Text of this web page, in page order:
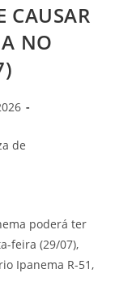
CAUSAR
NO
de
poderá ter
feira (29/07),
Ipanema R-51,